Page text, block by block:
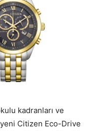
kadranları ve
Citizen Eco-Drive